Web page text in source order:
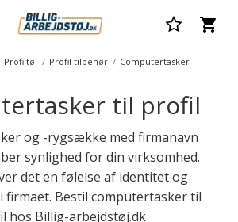
Profiltøj Profil tilbehør Computertasker
til profil
og -rygsække med firmanavn
synlighed for din virksomhed.
det en følelse af identitet og
firmaet. Bestil computertasker til
hos Billig-arbejdstøj.dk